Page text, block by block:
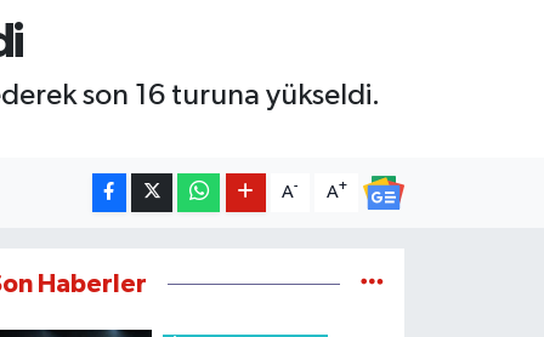
son 16 turuna yükseldi.
A- A+
Haberler